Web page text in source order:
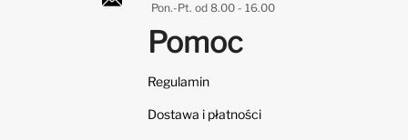
Pon.-Pt. od 8.00 - 16.00
Pomoc
Regulamin
Dostawa i płatności